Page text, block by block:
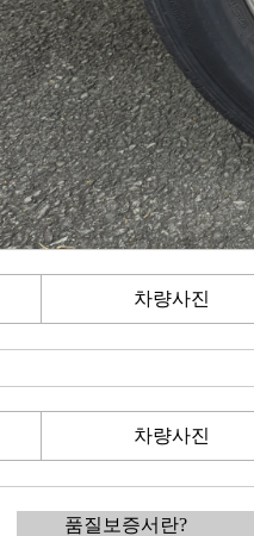
차량사진
차량사진
품질보증서란?